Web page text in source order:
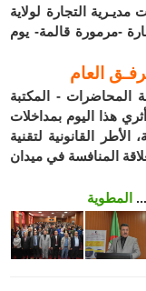
الرابع من سنة 2019 نظمت مديـرية التجارة لولاية
-مرمورة قالمة- يوم
العام
07 نوفمبر 2019 بقاعة المحاضرات - المكتبة
45 قالمة- حيث أثري هذا اليوم بمداخلات
القانونية لتقنية
المنافسة في ميدان
المطوية